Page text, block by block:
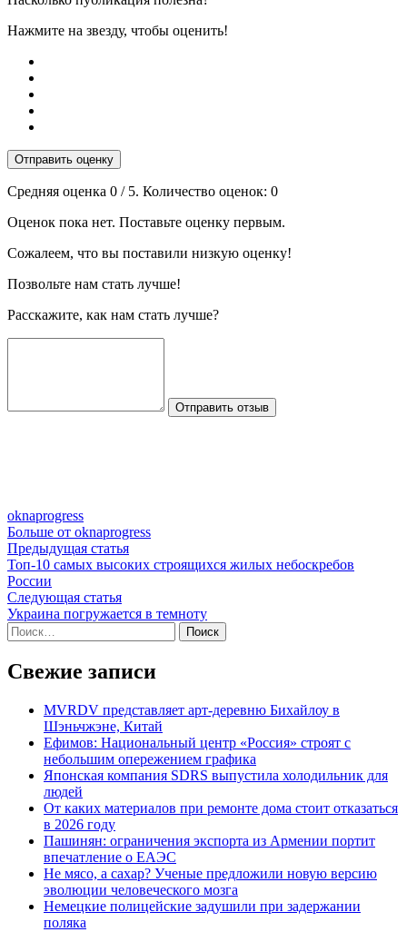
Нажмите на звезду, чтобы оценить!
Отправить оценку
Средняя оценка 0 / 5. Количество оценок: 0
Оценок пока нет. Поставьте оценку первым.
Сожалеем, что вы поставили низкую оценку!
Позвольте нам стать лучше!
Расскажите, как нам стать лучше?
Отправить отзыв
oknaprogress
Больше от oknaprogress
Навигация
по
записям
Предыдущая статьяПредыдущая
статья:
Топ-10 самых высоких строящихся жилых небоскребов
России
Следующая статьяСледующая
статья:
Украина погружается в темноту
Найти:
Свежие записи
MVRDV представляет арт-деревню Бихайлоу в
Шэньчжэне, Китай
Ефимов: Национальный центр «Россия» строят с
небольшим опережением графика
Японская компания SDRS выпустила холодильник для
людей
От каких материалов при ремонте дома стоит отказаться
в 2026 году
Пашинян: ограничения экспорта из Армении портит
впечатление о ЕАЭС
Не мясо, а сахар? Ученые предложили новую версию
эволюции человеческого мозга
Немецкие полицейские задушили при задержании
поляка